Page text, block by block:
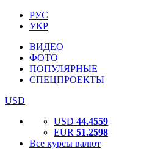
РУС
УКР
ВИДЕО
ФОТО
ПОПУЛЯРНЫЕ
СПЕЦПРОЕКТЫ
USD
USD 44.4559
EUR 51.2598
Все курсы валют